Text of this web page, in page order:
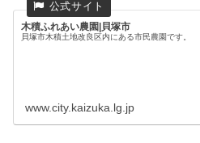
木積ふれあい農園|貝塚市
貝塚市木積土地改良区内にある市民農園です。
www.city.kaizuka.lg.jp